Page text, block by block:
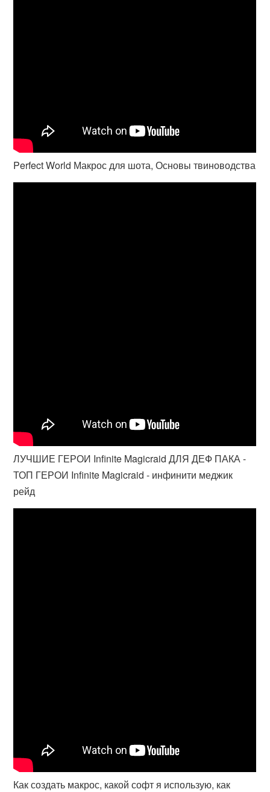
Perfect World Макрос для шота, Основы твиноводства
ЛУЧШИЕ ГЕРОИ Infinite Magicraid ДЛЯ ДЕФ ПАКА -
ТОП ГЕРОИ Infinite Magicraid - инфинити меджик
рейд
Как создать макрос, какой софт я использую, как